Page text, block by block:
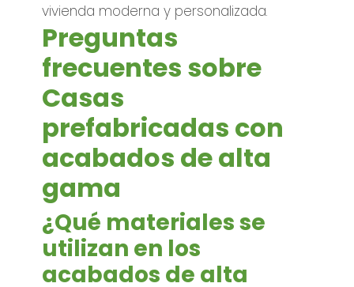
vivienda moderna y personalizada.
Preguntas
frecuentes sobre
Casas
prefabricadas con
acabados de alta
gama
¿Qué materiales se
utilizan en los
acabados de alta